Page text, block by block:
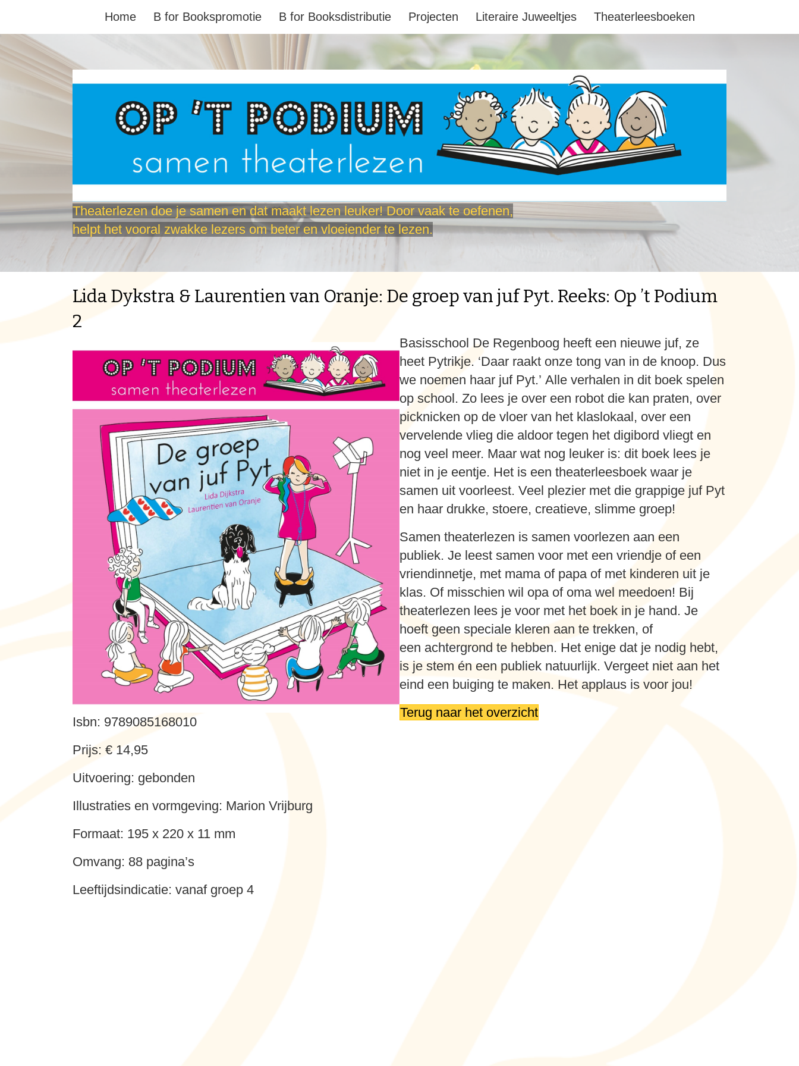
Home B for Bookspromotie B for Booksdistributie Projecten Literaire Juweeltjes Theaterleesboeken
Theaterlezen doe je samen en dat maakt lezen leuker! Door vaak te oefenen,
helpt het vooral zwakke lezers om beter en vloeiender te lezen.
Lida Dykstra & Laurentien van Oranje: De groep van juf Pyt. Reeks: Op ’t Podium
2
Isbn: 9789085168010
Prijs: € 14,95
Uitvoering: gebonden
Illustraties en vormgeving: Marion Vrijburg
Formaat: 195 x 220 x 11 mm
Omvang: 88 pagina’s
Leeftijdsindicatie: vanaf groep 4
Basisschool De Regenboog heeft een nieuwe juf, ze
heet Pytrikje. ‘Daar raakt onze tong van in de knoop. Dus
we noemen haar juf Pyt.’ Alle verhalen in dit boek spelen
op school. Zo lees je over een robot die kan praten, over
picknicken op de vloer van het klaslokaal, over een
vervelende vlieg die aldoor tegen het digibord vliegt en
nog veel meer. Maar wat nog leuker is: dit boek lees je
niet in je eentje. Het is een theaterleesboek waar je
samen uit voorleest. Veel plezier met die grappige juf Pyt
en haar drukke, stoere, creatieve, slimme groep!
Samen theaterlezen is samen voorlezen aan een
publiek. Je leest samen voor met een vriendje of een
vriendinnetje, met mama of papa of met kinderen uit je
klas. Of misschien wil opa of oma wel meedoen! Bij
theaterlezen lees je voor met het boek in je hand. Je
hoeft geen speciale kleren aan te trekken, of
een achtergrond te hebben. Het enige dat je nodig hebt,
is je stem én een publiek natuurlijk. Vergeet niet aan het
eind een buiging te maken. Het applaus is voor jou!
Terug naar het overzicht